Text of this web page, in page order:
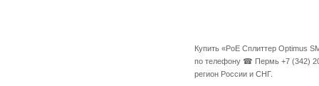
Купить «PoE Сплиттер Optimus
по телефону ☎ Пермь +7 (342)
регион России и СНГ.